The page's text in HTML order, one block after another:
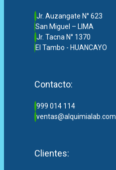
Jr. Auzangate N° 623
San Miguel – LIMA
Jr. Tacna N° 1370
El Tambo - HUANCAYO
Contacto:
999 014 114
ventas@alquimialab.com
Clientes: